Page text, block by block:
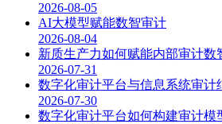
2026-08-05
AI大模型赋能数智审计
2026-08-04
新质生产力如何赋能内部审计数
2026-07-31
数字化审计平台与信息系统审计
2026-07-30
数字化审计平台如何构建审计模